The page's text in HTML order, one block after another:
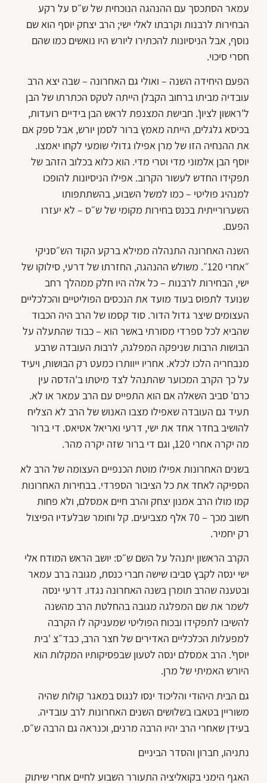
עמאר הסתכסך עם ההנהגה הנוכחית של ש״ס על רקע
הבחירות לרבנות וקרבתו לאלי ישי; הרב יצחק יוסף הוא שם
נוסף, אבל הניסיונות להכתירו ליורש היו נואשים כמו שהם
חסרי סיכוי.
הפעם היחידה השנה – ואולי גם האחרונה – שבה יצא הרב
עובדיה מביתו ברחוב הקבלן הייתה לטקס הכתרתו של הבן
ל'ראשון לציון'. חבישת המצנפת לראש הבן בידיים רועדות,
בכיסא גלגלים, הייתה מאמץ ברור לסמן יורש, אבל ספק אם
את ההנחיה הזו של מרן אפילו גדולי שומעי לקחו יאמצו.
יוסף הבן אלמוני מדי וטרי מדי. הוא כלוא בכלוב הזהב של
תפקידו החדש לעשור הקרוב. אפילו הניסיונות להופכו
למנהיג פוליטי – כמו למשל השבוע, בהשתתפותו
השערורייתית בכנס בחירות מקומי של ש״ס – לא יעזרו
הפעם.
השנה האחרונה התנהלה ממילא ברקע הקוד הש״סניקי
״אחרי 120״. משולש ההנהגה, החזרתו של דרעי, סילוקו של
ישי, הבחירות לרבנות – כל אלה היו חלק ממהלך רחב
שנועד לתפוס בעוד מועד את הנכסים הפוליטיים והכלכליים
העצומים שיצר גדול הדור. סוד קסמו של הרב היה הכבוד
שהביא לכל ספרדי מסורתי באשר הוא – כבוד שהתעלה על
הבושות הרבות שניפקה המפלגה, לרבות העובדה שרבע
מנבחריה הלכו לכלא. אחריו ייוותרו כמעט רק הבושות, ויעיד
על כך הקרב המכוער שהתנהל לצד מיטתו ב'הדסה עין
כרם' סביב השאלה אם הוא התפייס עם הרב עמאר או לא.
תעיד גם העובדה שאפילו מצבו האנוש של הרב לא הצליח
להושיב בחדר אחד את ישי, דרעי ואריאל אטיאס. די ברור
מה יקרה אחרי 120, וגם די ברור שזה יקרה מהר.
בשנים האחרונות אפילו מוטת הכנפיים העצומה של הרב לא
הספיקה לאחד את כל הציבור הספרדי. בבחירות האחרונות
קמו מולו הרב אמנון יצחק והרב חיים אמסלם, ולא פחות
חשוב מכך – 70 אלף מצביעים. קל וחומר שבלעדיו הפיצול
רק יחמיר.
הקרב הראשון יתנהל על השם ש״ס: יושב הראש המודח אלי
ישי ינסה לקבץ סביבו שישה חברי כנסת, מגובה ברב עמאר
ובטענה שהרב תומרן בשנה האחרונה נגדו. דרעי ינסה
לשמר את שם המפלגה מגובה בהחלטת הרב מהשנה
להשיבו לתפקידו ובכוח הפוליטי שמעניקה לו הקרבה
למפעלות הכלכליים האדירים של חצר הרב, כבד״צ 'בית
יוסף'. הרב אמסלם ינסה לטעון שבפסיקותיו המקלות הוא
היורש האמיתי של מרן.
גם הבית היהודי והליכוד ינסו לנגוס במאגר קולות שהיה
משוריין בטאבו בשלושים השנים האחרונות לרב עובדיה.
בעידן שאחרי הרב יהיו הרבה מרנים, וכנראה גם הרבה ש״ס.
נתניהו, חברון והסדר הביניים
האגף הימני בקואליציה התעורר השבוע לחיים אחרי שיתוק